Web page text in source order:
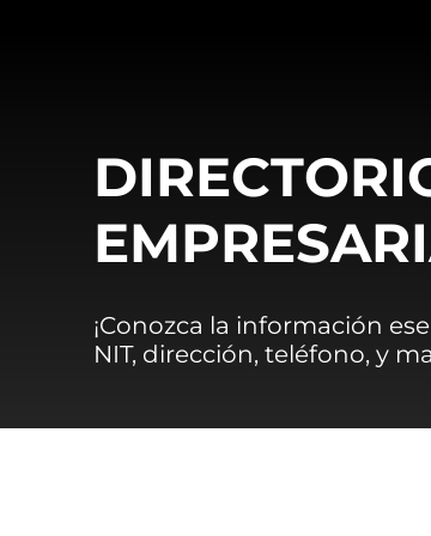
¡Conozca la información
NIT, dirección, teléfono, y